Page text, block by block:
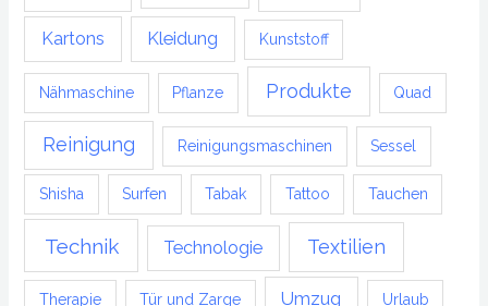
Kartons Kleidung Kunststoff
Nähmaschine Pflanze Produkte Quad
Reinigung Reinigungsmaschinen Sessel
Shisha Surfen Tabak Tattoo Tauchen
Technik Technologie Textilien
Therapie Tür und Zarge Umzug Urlaub